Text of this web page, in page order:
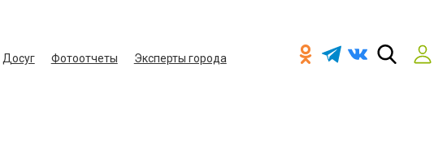
Досуг Фотоотчеты
Эксперты города